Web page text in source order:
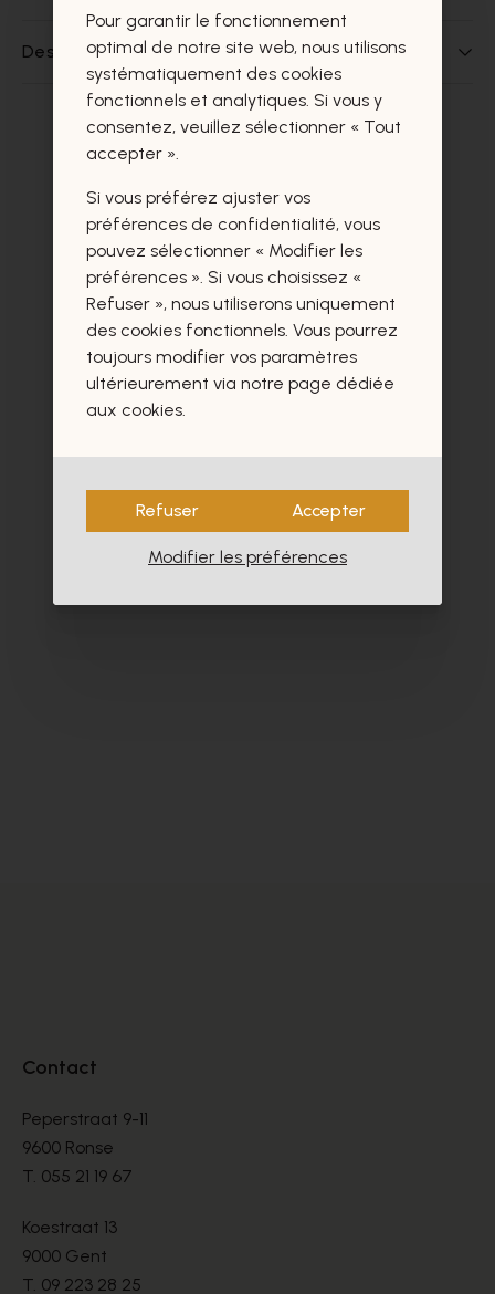
Des questions sur ce produit?
Ces produits vous intéresseront
certainement aussi.
Contact
Peperstraat 9-11
9600 Ronse
T. 055 21 19 67
Koestraat 13
9000 Gent
T. 09 223 28 25
Pour garantir le fonctionnement
optimal de notre site web, nous utilisons
systématiquement des cookies
fonctionnels et analytiques. Si vous y
consentez, veuillez sélectionner « Tout
accepter ».
Si vous préférez ajuster vos
préférences de confidentialité, vous
pouvez sélectionner « Modifier les
préférences ». Si vous choisissez «
Refuser », nous utiliserons uniquement
des cookies fonctionnels. Vous pourrez
toujours modifier vos paramètres
ultérieurement via notre page dédiée
aux cookies.
Refuser Accepter
Modifier les préférences